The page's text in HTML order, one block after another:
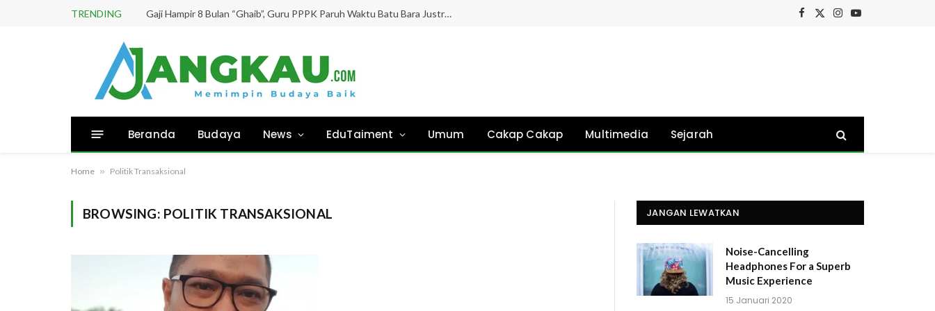
TRENDING Gaji Hampir 8 Bulan “Ghaib”, Guru PPPK Paruh Waktu Batu Bara Justru Didesak Asesmen Tanpa Kejelasan!
Facebook
X
Instagram
YouTube
Beranda Budaya News EduTaiment Umum Cakap Cakap Multimedia Sejarah
Home » Politik Transaksional
BROWSING: POLITIK TRANSAKSIONAL JANGAN LEWATKAN
Noise-Cancelling
Headphones For a Superb
Music Experience
15 Januari 2020